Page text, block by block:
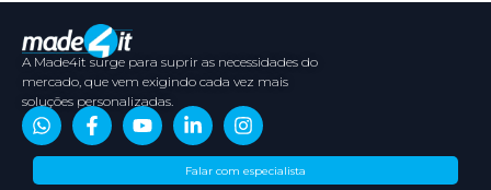
A Made4it surge para suprir as necessidades do
mercado, que vem exigindo cada vez mais
soluções personalizadas.
Sobre
Conteúdos
Parceiros
Media
Falar com especialista